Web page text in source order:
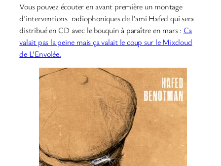
Vous pouvez écouter en avant première un montage
d’interventions radiophoniques de l’ami Hafed qui sera
distribué en CD avec le bouquin à paraître en mars : Ca
valait pas la peine mais ça valait le coup sur le Mixcloud
de L’Envolée.